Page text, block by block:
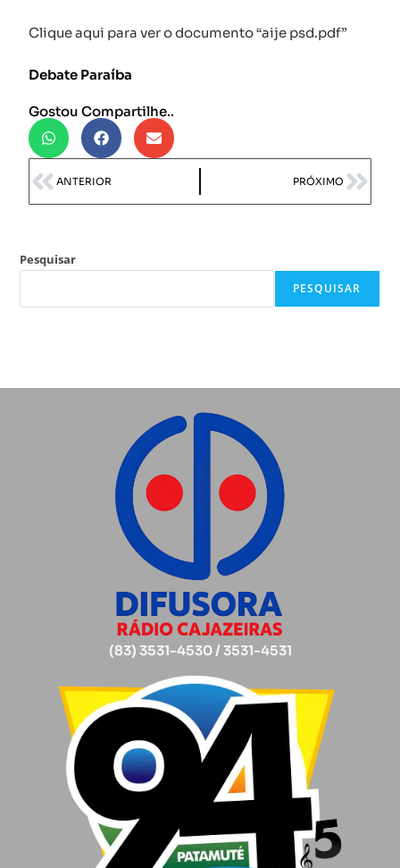
Clique aqui para ver o documento “aije psd.pdf”
Debate Paraíba
Gostou Compartilhe..
ANTERIOR PRÓXIMO
Pesquisar
PESQUISAR
(83) 3531-4530 / 3531-4531